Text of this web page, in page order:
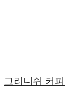
그리니쉬 커피